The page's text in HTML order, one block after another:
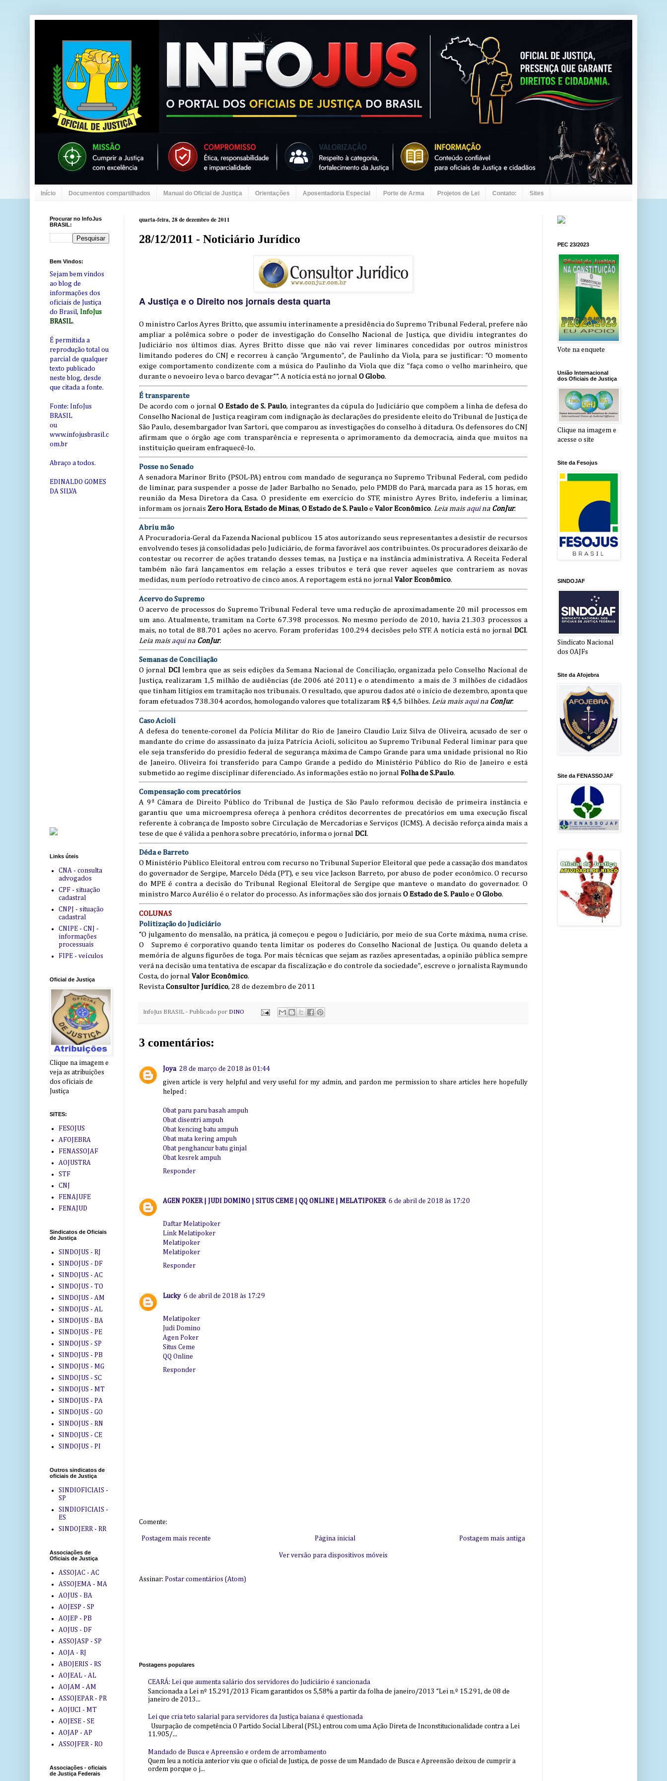
Início Documentos compartilhados Manual do Oficial de Justiça Orientações Aposentadoria Especial Porte de Arma Projetos de Lei Contato: Sites
quarta-feira, 28 de dezembro de 2011
28/12/2011 - Noticiário Jurídico
A Justiça e o Direito nos jornais desta quarta
O ministro Carlos Ayres Britto, que assumiu interinamente a presidência do Supremo Tribunal Federal, prefere não
ampliar a polêmica sobre o poder de investigação do Conselho Nacional de Justiça, que dividiu integrantes do
Judiciário nos últimos dias. Ayres Britto disse que não vai rever liminares concedidas por outros ministros
limitando poderes do CNJ e recorreu à canção "Argumento", de Paulinho da Viola, para se justificar: “O momento
exige comportamento condizente com a música do Paulinho da Viola que diz "faça como o velho marinheiro, que
durante o nevoeiro leva o barco devagar””. A notícia está no jornal O Globo.
É transparente
De acordo com o jornal O Estado de S. Paulo, integrantes da cúpula do Judiciário que compõem a linha de defesa do
Conselho Nacional de Justiça reagiram com indignação às declarações do presidente eleito do Tribunal de Justiça de
São Paulo, desembargador Ivan Sartori, que comparou as investigações do conselho à ditadura. Os defensores do CNJ
afirmam que o órgão age com transparência e representa o aprimoramento da democracia, ainda que muitos na
instituição queiram enfraquecê-lo.
Posse no Senado
A senadora Marinor Brito (PSOL-PA) entrou com mandado de segurança no Supremo Tribunal Federal, com pedido
de liminar, para suspender a posse de Jader Barbalho no Senado, pelo PMDB do Pará, marcada para as 15 horas, em
reunião da Mesa Diretora da Casa. O presidente em exercício do STF, ministro Ayres Brito, indeferiu a liminar,
informam os jornais Zero Hora, Estado de Minas, O Estado de S. Paulo e Valor Econômico. Leia mais aquina ConJur.
Abriu mão
A Procuradoria-Geral da Fazenda Nacional publicou 15 atos autorizando seus representantes a desistir de recursos
envolvendo teses já consolidadas pelo Judiciário, de forma favorável aos contribuintes. Os procuradores deixarão de
contestar ou recorrer de ações tratando desses temas, na Justiça e na instância administrativa. A Receita Federal
também não fará lançamentos em relação a esses tributos e terá que rever aqueles que contrariem as novas
medidas, num período retroativo de cinco anos. A reportagem está no jornal Valor Econômico.
Acervo do Supremo
O acervo de processos do Supremo Tribunal Federal teve uma redução de aproximadamente 20 mil processos em
um ano. Atualmente, tramitam na Corte 67.398 processos. No mesmo período de 2010, havia 21.303 processos a
mais, no total de 88.701 ações no acervo. Foram proferidas 100.294 decisões pelo STF. A notícia está no jornal DCI.
Leia mais aquina ConJur.
Semanas de Conciliação
O jornal DCIlembra que as seis edições da Semana Nacional de Conciliação, organizada pelo Conselho Nacional de
Justiça, realizaram 1,5 milhão de audiências (de 2006 até 2011) e o atendimento a mais de 3 milhões de cidadãos
que tinham litígios em tramitação nos tribunais. O resultado, que apurou dados até o início de dezembro, aponta que
foram efetuados 738.304 acordos, homologando valores que totalizaram R$ 4,5 bilhões. Leia mais aquina ConJur.
Caso Acioli
A defesa do tenente-coronel da Polícia Militar do Rio de Janeiro Claudio Luiz Silva de Oliveira, acusado de ser o
mandante do crime do assassinato da juíza Patrícia Acioli, solicitou ao Supremo Tribunal Federal liminar para que
ele seja transferido do presídio federal de segurança máxima de Campo Grande para uma unidade prisional no Rio
de Janeiro. Oliveira foi transferido para Campo Grande a pedido do Ministério Público do Rio de Janeiro e está
submetido ao regime disciplinar diferenciado. As informações estão no jornal Folha de S.Paulo.
Compensação com precatórios
A 9ª Câmara de Direito Público do Tribunal de Justiça de São Paulo reformou decisão de primeira instância e
garantiu que uma microempresa ofereça à penhora créditos decorrentes de precatórios em uma execução fiscal
referente à cobrança de Imposto sobre Circulação de Mercadorias e Serviços (ICMS). A decisão reforça ainda mais a
tese de que é válida a penhora sobre precatório, informa o jornal DCI.
Déda e Barreto
O Ministério Público Eleitoral entrou com recurso no Tribunal Superior Eleitoral que pede a cassação dos mandatos
do governador de Sergipe, Marcelo Déda (PT), e seu vice Jackson Barreto, por abuso de poder econômico. O recurso
do MPE é contra a decisão do Tribunal Regional Eleitoral de Sergipe que manteve o mandato do governador. O
ministro Marco Aurélio é o relator do processo. As informações são dos jornais O Estado de S. Paulo e O Globo.
COLUNAS
Politização do Judiciário
“O julgamento do mensalão, na prática, já começou e pegou o Judiciário, por meio de sua Corte máxima, numa crise.
O Supremo é corporativo quando tenta limitar os poderes do Conselho Nacional de Justiça. Ou quando deleta a
memória de alguns figurões de toga. Por mais técnicas que sejam as razões apresentadas, a opinião pública sempre
verá na decisão uma tentativa de escapar da fiscalização e do controle da sociedade", escreve o jornalista Raymundo
Costa, do jornal Valor Econômico.
Revista Consultor Jurídico, 28 de dezembro de 2011
InfoJus BRASIL - Publicado por DINO
3 comentários:
Joya 28 de março de 2018 às 01:44
given article is very helpful and very useful for my admin, and pardon me permission to share articles here hopefully
helped :
Obat paru paru basah ampuh
Obat disentri ampuh
Obat kencing batu ampuh
Obat mata kering ampuh
Obat penghancur batu ginjal
Obat kesrek ampuh
Responder
AGEN POKER | JUDI DOMINO | SITUS CEME | QQ ONLINE | MELATIPOKER 6 de abril de 2018 às 17:20
Daftar Melatipoker
Link Melatipoker
Melatipoker
Melatipoker
Responder
Lucky 6 de abril de 2018 às 17:29
Melatipoker
Judi Domino
Agen Poker
Situs Ceme
QQ Online
Responder
Comente:
Postagem mais recente Postagem mais antiga
Página inicial
Ver versão para dispositivos móveis
Assinar: Postar comentários (Atom)
Postagens populares
CEARÁ: Lei que aumenta salário dos servidores do Judiciário é sancionada
Sancionada a Lei nº 15.291/2013 Ficam garantidos os 5,58% a partir da folha de janeiro/2013 “Lei n.º 15.291, de 08 de
janeiro de 2013...
Lei que cria teto salarial para servidores da Justiça baiana é questionada
Usurpação de competência O Partido Social Liberal (PSL) entrou com uma Ação Direta de Inconstitucionalidade contra a Lei
11.905/...
Mandado de Busca e Apreensão e ordem de arrombamento
Quem leu a notícia anterior viu que o oficial de Justiça, de posse de um Mandado de Busca e Apreensão deixou de cumprir a
ordem porque o j...
Procurar no InfoJus
BRASIL:
Bem Vindos:
Sejam bem vindos
ao blog de
informações dos
oficiais de Justiça
do Brasil, InfoJus
BRASIL.
É permitida a
reprodução total ou
parcial de qualquer
texto publicado
neste blog, desde
que citada a fonte.
Fonte: InfoJus
BRASIL
ou
www.infojusbrasil.c
om.br
Abraço a todos.
EDINALDO GOMES
DA SILVA
Links úteis
CNA - consulta
advogados
CPF - situação
cadastral
CNPJ - situação
cadastral
CNIPE - CNJ -
informações
processuais
FIPE - veículos
Oficial de Justiça
Clique na imagem e
veja as atribuições
dos oficiais de
Justiça
SITES:
FESOJUS
AFOJEBRA
FENASSOJAF
AOJUSTRA
STF
CNJ
FENAJUFE
FENAJUD
Sindicatos de Oficiais
de Justiça
SINDOJUS - RJ
SINDOJUS - DF
SINDOJUS - AC
SINDOJUS - TO
SINDOJUS - AM
SINDOJUS - AL
SINDOJUS - BA
SINDOJUS - PE
SINDOJUS - SP
SINDOJUS - PB
SINDOJUS - MG
SINDOJUS - SC
SINDOJUS - MT
SINDOJUS - PA
SINDOJUS - GO
SINDOJUS - RN
SINDOJUS - CE
SINDOJUS - PI
Outros sindicatos de
oficiais de Justiça
SINDIOFICIAIS -
SP
SINDIOFICIAIS -
ES
SINDOJERR - RR
Associações de
Oficiais de Justiça
ASSOJAC - AC
ASSOJEMA - MA
AOJUS - BA
AOJESP - SP
AOJEP - PB
AOJUS - DF
ASSOJASP - SP
AOJA - RJ
ABOJERIS - RS
AOJEAL - AL
AOJAM - AM
ASSOJEPAR - PR
AOJUCI - MT
AOJESE - SE
AOJAP - AP
ASSOJFER - RO
Associações - oficiais
de Justiça Federais
PEC 23/2023
Vote na enquete
União Internacional
dos Oficiais de Justiça
Clique na imagem e
acesse o site
Site da Fesojus
SINDOJAF
Sindicato Nacional
dos OAJFs
Site da Afojebra
Site da FENASSOJAF